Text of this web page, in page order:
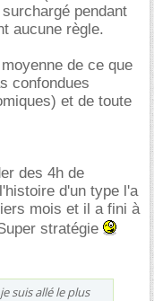
pendant
aucune règle.
de ce que
confondues
et de toute
des 4h de
d'un type l'a
mois et il a fini à
stratégie
suis allé le plus